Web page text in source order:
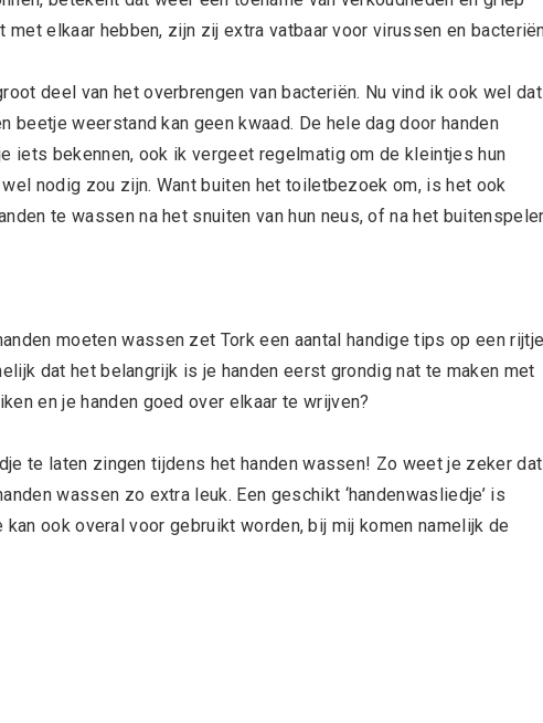
elkaar hebben, zijn zij extra vatbaar voor virussen en
deel van het overbrengen van bacteriën. Nu vind ik ook wel dat
beetje weerstand kan geen kwaad. De hele dag door handen
iets bekennen, ook ik vergeet regelmatig om de kleintjes hun
nodig zou zijn. Want buiten het toiletbezoek om, is het ook
te wassen na het snuiten van hun neus, of na het
moeten wassen zet Tork een aantal handige tips op een
dat het belangrijk is je handen eerst grondig nat te maken met
en je handen goed over elkaar te wrijven?
te laten zingen tijdens het handen wassen! Zo weet je zeker dat
wassen zo extra leuk. Een geschikt ‘handenwasliedje’ is
ook overal voor gebruikt worden, bij mij komen namelijk de